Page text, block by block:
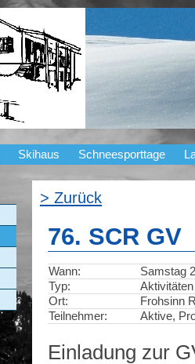
Skihaus Schneesporttage
> Zurück
76. SCR GV
Wann:
Samstag
Typ:
Aktivitäten
Ort:
Frohsinn
Teilnehmer:
Aktive,
Einladung zur